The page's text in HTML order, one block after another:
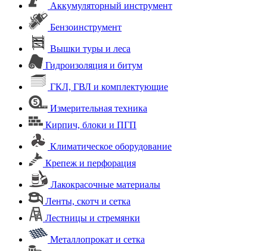
Аккумуляторный инструмент
Бензоинструмент
Вышки туры и леса
Гидроизоляция и битум
ГКЛ, ГВЛ и комплектующие
Измерительная техника
Кирпич, блоки и ПГП
Климатическое оборудование
Крепеж и перфорация
Лакокрасочные материалы
Ленты, скотч и сетка
Лестницы и стремянки
Металлопрокат и сетка